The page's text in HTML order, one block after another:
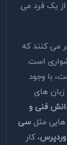
از یک فرد می
می کنند که
است.
با وجود
های
فنی و
هایی مثل سی
وردپرس، کار